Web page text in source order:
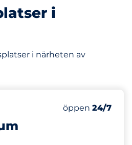
i
i närheten av
Antal
Totalt antal
Måndag
öppen 24/7